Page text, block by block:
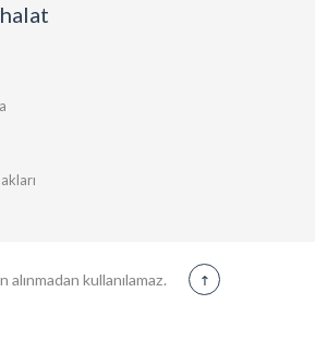
alınmadan kullanılamaz.